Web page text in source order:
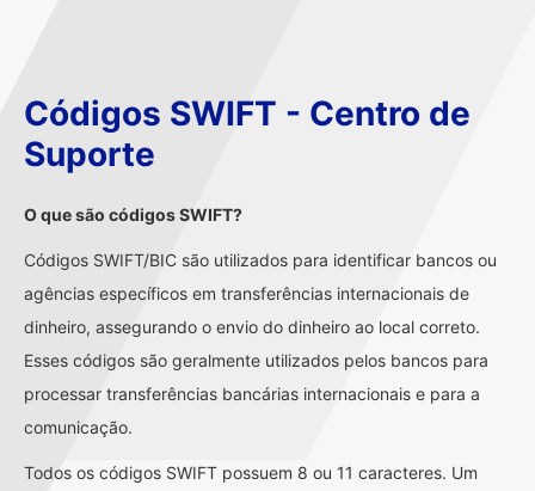
Códigos SWIFT - Centro de
Suporte
O que são códigos SWIFT?
Códigos SWIFT/BIC são utilizados para identificar bancos ou
agências específicos em transferências internacionais de
dinheiro, assegurando o envio do dinheiro ao local correto.
Esses códigos são geralmente utilizados pelos bancos para
processar transferências bancárias internacionais e para a
comunicação.
Todos os códigos SWIFT possuem 8 ou 11 caracteres. Um